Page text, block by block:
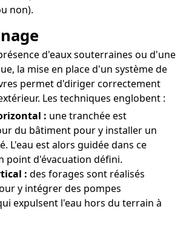
non).
d'eaux souterraines ou d'une
la mise en place d'un système de
permet d'diriger correctement
Les techniques englobent :
: une tranchée est
du bâtiment pour y installer un
L'eau est alors guidée dans ce
point d'évacuation défini.
: des forages sont réalisés
y intégrer des pompes
expulsent l'eau hors du terrain à